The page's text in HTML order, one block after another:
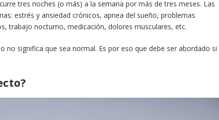
tres noches (o más) a la semana por más de tres meses. Las
estrés y ansiedad crónicos, apnea del sueño, problemas
trabajo nocturno, medicación, dolores musculares, etc.
no significa que sea normal. Es por eso que debe ser abordado si